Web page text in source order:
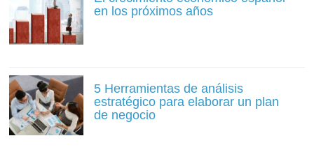
en los próximos años
5 Herramientas de análisis
estratégico para elaborar un plan
de negocio